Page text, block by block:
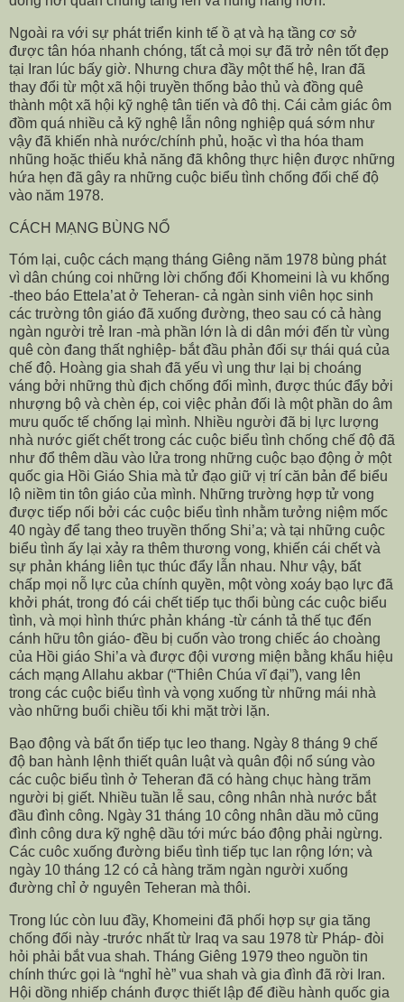
Ngoài ra với sự phát triển kinh tế ồ ạt và hạ tầng cơ sở
được tân hóa nhanh chóng, tất cả mọi sự đã trở nên tốt đẹp
tại Iran lúc bấy giờ. Nhưng chưa đầy một thế hệ, Iran đã
thay đổi từ một xã hội truyền thống bảo thủ và đồng quê
thành một xã hội kỹ nghệ tân tiến và đô thị. Cái cảm giác ôm
đồm quá nhiều cả kỹ nghệ lẫn nông nghiệp quá sớm như
vậy đã khiến nhà nước/chính phủ, hoặc vì tha hóa tham
nhũng hoặc thiếu khả năng đã không thực hiện được những
hứa hẹn đã gây ra những cuộc biểu tình chống đối chế độ
vào năm 1978.
CÁCH MẠNG BÙNG NỔ
Tóm lại, cuộc cách mạng tháng Giêng năm 1978 bùng phát
vì dân chúng coi những lời chống đối Khomeini là vu khống
-theo báo Ettela’at ở Teheran- cả ngàn sinh viên học sinh
các trường tôn giáo đã xuống đường, theo sau có cả hàng
ngàn người trẻ Iran -mà phần lớn là di dân mới đến từ vùng
quê còn đang thất nghiệp- bắt đầu phản đối sự thái quá của
chế độ. Hoàng gia shah đã yếu vì ung thư lại bị choáng
váng bởi những thù địch chống đối mình, được thúc đẩy bởi
nhượng bộ và chèn ép, coi việc phản đối là một phần do âm
mưu quốc tế chống lại mình. Nhiều người đã bị lực lượng
nhà nước giết chết trong các cuộc biểu tình chống chế độ đã
như đổ thêm dầu vào lửa trong những cuộc bạo động ở một
quốc gia Hồi Giáo Shia mà tử đạo giữ vị trí căn bản để biểu
lộ niềm tin tôn giáo của mình. Những trường hợp tử vong
được tiếp nối bởi các cuộc biểu tình nhằm tưởng niệm mốc
40 ngày để tang theo truyền thống Shi’a; và tại những cuộc
biểu tình ấy lại xảy ra thêm thương vong, khiến cái chết và
sự phản kháng liên tục thúc đẩy lẫn nhau. Như vậy, bất
chấp mọi nỗ lực của chính quyền, một vòng xoáy bạo lực đã
khởi phát, trong đó cái chết tiếp tục thổi bùng các cuộc biểu
tình, và mọi hình thức phản kháng -từ cánh tả thế tục đến
cánh hữu tôn giáo- đều bị cuốn vào trong chiếc áo choàng
của Hồi giáo Shi’a và được đội vương miện bằng khẩu hiệu
cách mạng Allahu akbar (“Thiên Chúa vĩ đại”), vang lên
trong các cuộc biểu tình và vọng xuống từ những mái nhà
vào những buổi chiều tối khi mặt trời lặn.
Bạo động và bất ổn tiếp tục leo thang. Ngày 8 tháng 9 chế
độ ban hành lệnh thiết quân luật và quân đội nổ súng vào
các cuộc biểu tình ở Teheran đã có hàng chục hàng trăm
người bị giết. Nhiều tuần lễ sau, công nhân nhà nước bắt
đầu đình công. Ngày 31 tháng 10 công nhân dầu mỏ cũng
đình công dưa kỹ nghệ dầu tới mức báo động phải ngừng.
Các cuôc xuống đường biểu tình tiếp tục lan rộng lớn; và
ngày 10 tháng 12 có cả hàng trăm ngàn người xuống
đường chỉ ở nguyên Teheran mà thôi.
Trong lúc còn luu đầy, Khomeini đã phối hợp sự gia tăng
chống đối này -trước nhất từ Iraq va sau 1978 từ Pháp- đòi
hỏi phải bắt vua shah. Tháng Giêng 1979 theo nguồn tin
chính thức gọi là “nghỉ hè” vua shah và gia đình đã rời Iran.
Hội dồng nhiếp chánh được thiết lập để điều hành quốc gia